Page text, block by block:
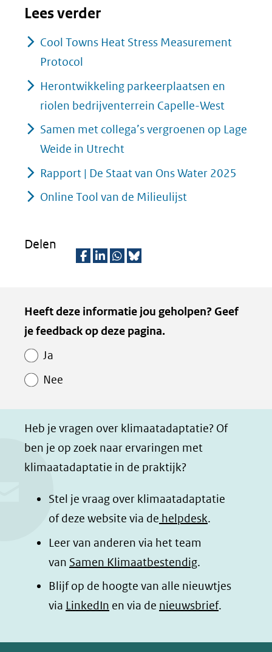
Lees verder
Cool Towns Heat Stress Measurement
Protocol
Herontwikkeling parkeerplaatsen en
riolen bedrijventerrein Capelle-West
Samen met collega’s vergroenen op Lage
Weide in Utrecht
Rapport | De Staat van Ons Water 2025
Online Tool van de Milieulijst
Delen
l
e
a
b
o
o
(opent
in
nieuw
venster)
naar
l
e
i
d
I
(opent
in
nieuw
venster)
naar
l
e
h
t
a
p
(opent
in
nieuw
venster)
naar
z
e
n
d
l
e
o
p
B
l
e
Kopie
van
Paginawaardering
Heeft deze informatie jou geholpen? Geef
je feedback op deze pagina.
Ja
Nee
Heb je vragen over klimaatadaptatie? Of
ben je op zoek naar ervaringen met
klimaatadaptatie in de praktijk?
Stel je vraag over klimaatadaptatie
of deze website via de helpdesk.
Leer van anderen via het team
van Samen Klimaatbestendig.
Blijf op de hoogte van alle nieuwtjes
via LinkedIn (opent
nieuw
en via de nieuwsbrief.